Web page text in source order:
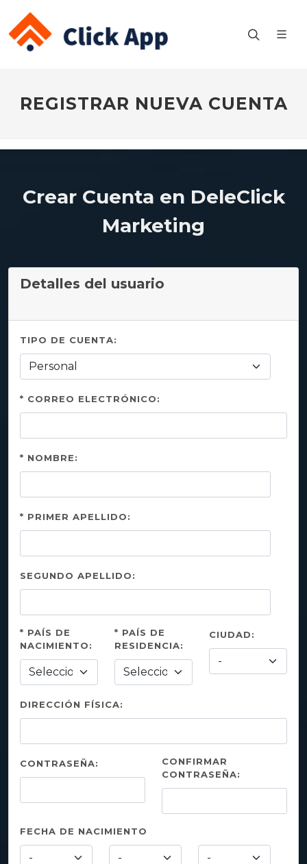
REGISTRAR NUEVA CUENTA
Crear Cuenta en DeleClick
Marketing
Detalles del usuario
TIPO DE CUENTA:
* CORREO ELECTRÓNICO:
* NOMBRE:
* PRIMER APELLIDO:
SEGUNDO APELLIDO:
* PAÍS DE
NACIMIENTO:
* PAÍS DE
RESIDENCIA:
CIUDAD:
DIRECCIÓN FÍSICA:
CONTRASEÑA:
CONFIRMAR
CONTRASEÑA:
FECHA DE NACIMIENTO